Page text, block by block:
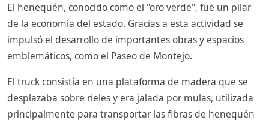
El henequén, conocido como el "oro verde", fue un pilar
de la economía del estado. Gracias a esta actividad se
impulsó el desarrollo de importantes obras y espacios
emblemáticos, como el Paseo de Montejo.
El truck consistía en una plataforma de madera que se
desplazaba sobre rieles y era jalada por mulas, utilizada
principalmente para transportar las fibras de henequén